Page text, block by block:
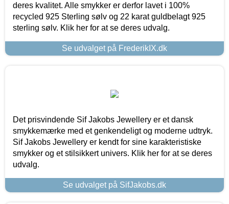
deres kvalitet. Alle smykker er derfor lavet i 100%
recycled 925 Sterling sølv og 22 karat guldbelagt 925
sterling sølv. Klik her for at se deres udvalg.
Se udvalget på FrederikIX.dk
Det prisvindende Sif Jakobs Jewellery er et dansk
smykkemærke med et genkendeligt og moderne udtryk.
Sif Jakobs Jewellery er kendt for sine karakteristiske
smykker og et stilsikkert univers. Klik her for at se deres
udvalg.
Se udvalget på SifJakobs.dk